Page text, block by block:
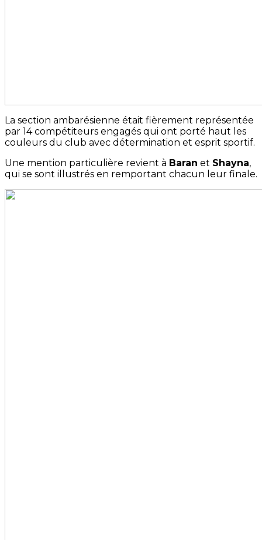
La section ambarésienne était fièrement représentée
par 14 compétiteurs engagés qui ont porté haut les
couleurs du club avec détermination et esprit sportif.
Une mention particulière revient à Baran et Shayna,
qui se sont illustrés en remportant chacun leur finale.